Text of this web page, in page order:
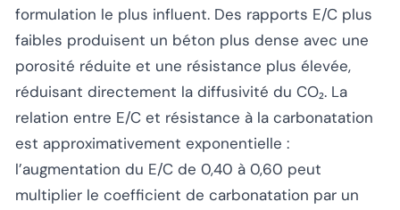
formulation le plus influent. Des rapports E/C plus
faibles produisent un béton plus dense avec une
porosité réduite et une résistance plus élevée,
réduisant directement la diffusivité du CO₂. La
relation entre E/C et résistance à la carbonatation
est approximativement exponentielle :
l’augmentation du E/C de 0,40 à 0,60 peut
multiplier le coefficient de carbonatation par un